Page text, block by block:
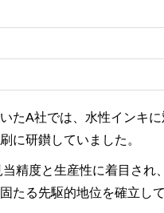
たA社では、水性インキ
に研鑚していました。
精度と生産性に着目され
たる先駆的地位を確立して